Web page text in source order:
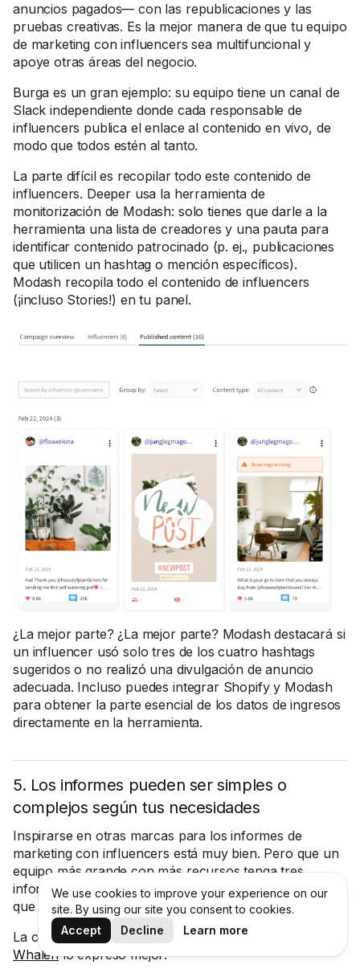
anuncios pagados— con las republicaciones y las
pruebas creativas. Es la mejor manera de que tu equipo
de marketing con influencers sea multifuncional y
apoye otras áreas del negocio.
Burga es un gran ejemplo: su equipo tiene un canal de
Slack independiente donde cada responsable de
influencers publica el enlace al contenido en vivo, de
modo que todos estén al tanto.
La parte difícil es recopilar todo este contenido de
influencers. Deeper usa la herramienta de
monitorización de Modash: solo tienes que darle a la
herramienta una lista de creadores y una pauta para
identificar contenido patrocinado (p. ej., publicaciones
que utilicen un hashtag o mención específicos).
Modash recopila todo el contenido de influencers
(¡incluso Stories!) en tu panel.
¿La mejor parte? ¿La mejor parte? Modash destacará si
un influencer usó solo tres de los cuatro hashtags
sugeridos o no realizó una divulgación de anuncio
adecuada. Incluso puedes integrar Shopify y Modash
para obtener la parte esencial de los datos de ingresos
directamente en la herramienta.
5. Los informes pueden ser simples o
complejos según tus necesidades
Inspirarse en otras marcas para los informes de
marketing con influencers está muy bien. Pero que un
equipo más grande con más recursos tenga tres
informes y un sinfín de métricas que seguir no significa
que tú también lo necesites.
La consultora de influencer marketingGeorgina
Whalenlo expresó mejor:
We use cookies to improve your experience on our
site. By using our site you consent to cookies.
Accept
Decline Learn more